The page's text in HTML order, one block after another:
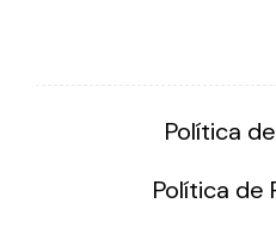
Política
Política de